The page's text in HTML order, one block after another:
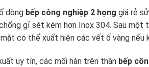
dòng bếp công nghiệp 2 họng giá rẻ
gỉ sét kém hơn Inox 304. Sau
có thể xuất hiện các vết ố vàng nếu
uy tín, các mối hàn trên thân bếp